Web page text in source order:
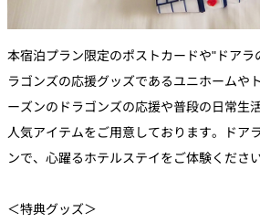
本宿泊プラン限定のポストカードや"ドアラ
ラゴンズの応援グッズであるユニホームや
ーズンのドラゴンズの応援や普段の日常生
人気アイテムをご用意しております。ドア
ンで、心躍るホテルステイをご体験ください
＜特典グッズ＞​